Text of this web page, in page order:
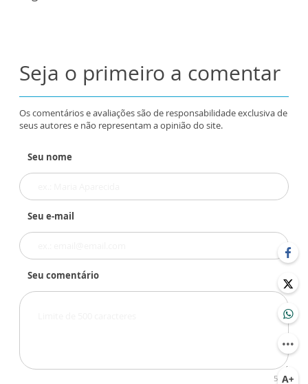
Seja o primeiro a comentar
Os comentários e avaliações são de responsabilidade exclusiva de
seus autores e não representam a opinião do site.
Seu nome
Seu e-mail
Seu comentário
500